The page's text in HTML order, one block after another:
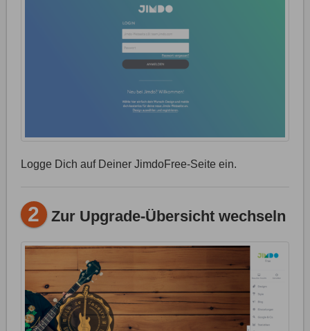
Logge Dich auf Deiner JimdoFree-Seite ein.
2 Zur Upgrade-Übersicht wechseln